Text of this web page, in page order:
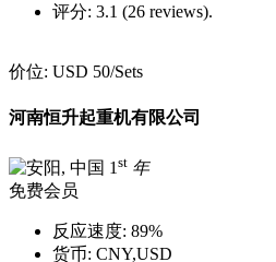
评分: 3.1 (26 reviews).
价位: USD 50/Sets
河南恒升起重机有限公司
1 st 年
免费会员
反应速度: 89%
货币: CNY,USD